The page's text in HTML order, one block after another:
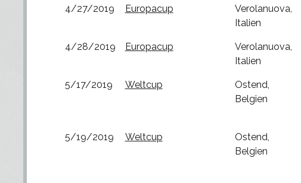
4/27/2019 Europacup
Verolanuova,
Italien
4/28/2019 Europacup
Verolanuova,
Italien
5/17/2019 Weltcup
Ostend,
Belgien
5/19/2019 Weltcup
Ostend,
Belgien